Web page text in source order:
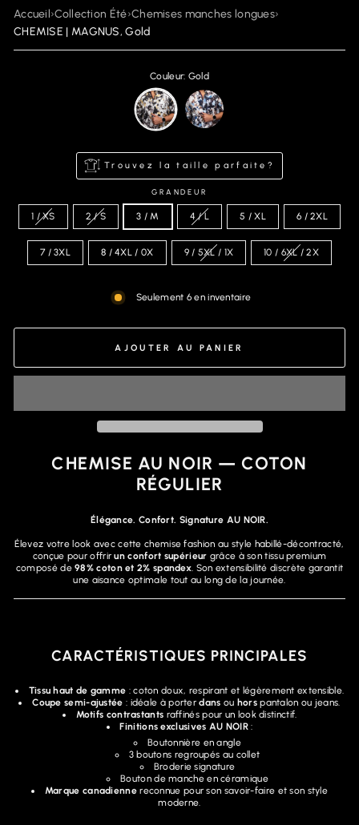
Accueil›Collection Été›Chemises manches longues›
CHEMISE | MAGNUS, Gold
Couleur: Gold
Trouvez la taille parfaite?
GRANDEUR
1 / XS 2 / S 3 / M 4 / L 5 / XL 6 / 2XL
7 / 3XL 8 / 4XL / 0X 9 / 5XL / 1X 10 / 6XL / 2X
Seulement 6 en inventaire
AJOUTER AU PANIER
CHEMISE AU NOIR — COTON
RÉGULIER
Élégance. Confort. Signature AU NOIR.
Élevez votre look avec cette chemise fashion au style habillé-décontracté,
conçue pour offrirun confort supérieur grâce à son tissu premium
composé de98% coton et 2% spandex. Son extensibilité discrète garantit
une aisance optimale tout au long de la journée.
CARACTÉRISTIQUES PRINCIPALES
Tissu haut de gamme : coton doux, respirant et légèrement extensible.
Coupe semi-ajustée : idéale à porterdans ou horspantalon ou jeans.
Motifs contrastants raffinés pour un look distinctif.
Finitions exclusives AU NOIR:
Boutonnière en angle
3 boutons regroupés au collet
Broderie signature
Bouton de manche en céramique
Marque canadiennereconnue pour son savoir-faire et son style
moderne.